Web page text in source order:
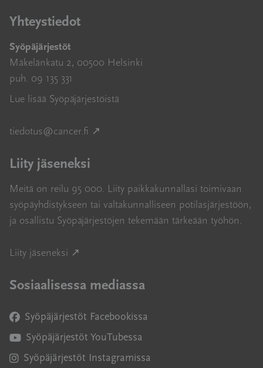
Yhteystiedot
Syöpäjärjestöt
Mäkelänkatu 2, 00500 Helsinki
puh. 09 135 331
Lue lisää Syöpäjärjestöistä
tiedotus@cancer.fi ↗
Liity jäseneksi
Meitä on reilu 95 000. Liity paikkakunnallasi toimivaan
syöpäyhdistykseen tai valtakunnalliseen potilasjärjestöön,
ja osallistu Syöpäjärjestöjen tekemään tärkeään työhön.
Liity jäseneksi ↗
Sosiaalisessa mediassa
Syöpäjärjestöt Facebookissa
Avautuu uuteen ikkunaan
Syöpäjärjestöt YouTubessa
Avautuu uuteen ikkunaan
Syöpäjärjestöt Instagramissa
Avautuu uuteen ikkunaan